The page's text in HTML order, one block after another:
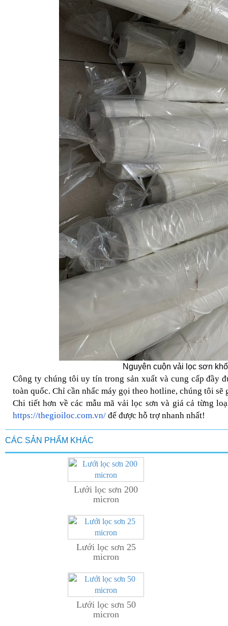
Nguyên cuộn vải lọc sơn
Công ty chúng tôi uy tín trong sản xuất và cung cấp đầy
toàn quốc. Chỉ cần nhấc máy gọi theo hotline, chúng tôi
Chi tiết hơn về các mẫu mã vải lọc sơn và giá cả từng
https://thegioiloc.com.vn/ để được hỗ trợ nhanh nhất!
CÁC SẢN PHẨM KHÁC
Lưới lọc sơn 200
micron
Lưới lọc sơn 25
micron
Lưới lọc sơn 50
micron